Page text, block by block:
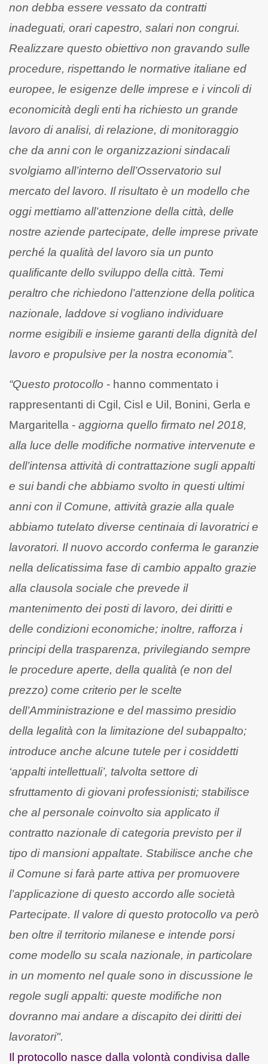
non debba essere vessato da contratti
inadeguati, orari capestro, salari non congrui.
Realizzare questo obiettivo non gravando sulle
procedure, rispettando le normative italiane ed
europee, le esigenze delle imprese e i vincoli di
economicità degli enti ha richiesto un grande
lavoro di analisi, di relazione, di monitoraggio
che da anni con le organizzazioni sindacali
svolgiamo all’interno dell’Osservatorio sul
mercato del lavoro. Il risultato è un modello che
oggi mettiamo all’attenzione della città, delle
nostre aziende partecipate, delle imprese private
perché la qualità del lavoro sia un punto
qualificante dello sviluppo della città. Temi
peraltro che richiedono l’attenzione della politica
nazionale, laddove si vogliano individuare
norme esigibili e insieme garanti della dignità del
lavoro e propulsive per la nostra economia”.
“Questo protocollo - hanno commentato i
rappresentanti di Cgil, Cisl e Uil, Bonini, Gerla e
Margaritella - aggiorna quello firmato nel 2018,
alla luce delle modifiche normative intervenute e
dell’intensa attività di contrattazione sugli appalti
e sui bandi che abbiamo svolto in questi ultimi
anni con il Comune, attività grazie alla quale
abbiamo tutelato diverse centinaia di lavoratrici e
lavoratori. Il nuovo accordo conferma le garanzie
nella delicatissima fase di cambio appalto grazie
alla clausola sociale che prevede il
mantenimento dei posti di lavoro, dei diritti e
delle condizioni economiche; inoltre, rafforza i
principi della trasparenza, privilegiando sempre
le procedure aperte, della qualità (e non del
prezzo) come criterio per le scelte
dell’Amministrazione e del massimo presidio
della legalità con la limitazione del subappalto;
introduce anche alcune tutele per i cosiddetti
‘appalti intellettuali’, talvolta settore di
sfruttamento di giovani professionisti; stabilisce
che al personale coinvolto sia applicato il
contratto nazionale di categoria previsto per il
tipo di mansioni appaltate. Stabilisce anche che
il Comune si farà parte attiva per promuovere
l’applicazione di questo accordo alle società
Partecipate. Il valore di questo protocollo va però
ben oltre il territorio milanese e intende porsi
come modello su scala nazionale, in particolare
in un momento nel quale sono in discussione le
regole sugli appalti: queste modifiche non
dovranno mai andare a discapito dei diritti dei
lavoratori".
Il protocollo nasce dalla volontà condivisa dalle